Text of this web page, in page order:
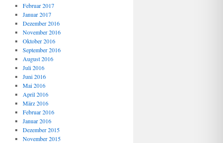
Februar 2017
Januar 2017
Dezember 2016
November 2016
Oktober 2016
September 2016
August 2016
Juli 2016
Juni 2016
Mai 2016
April 2016
März 2016
Februar 2016
Januar 2016
Dezember 2015
November 2015